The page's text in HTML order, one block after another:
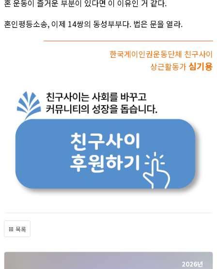
혼 운동이 즐거운 부분이 있다면 이 이유인 거 같다.
혼인평등소송, 이제 14쌍의 동성부부다. 법은 문을 열라.
한국게이인권운동단체 친구사이
상근활동가 심기용
목록
2026년